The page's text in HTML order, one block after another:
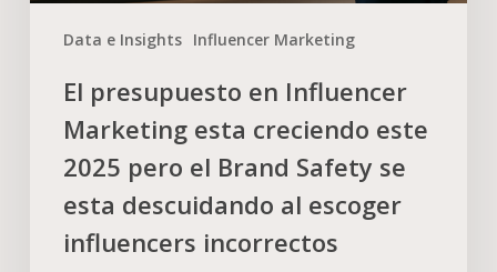
Data e Insights Influencer Marketing
El presupuesto en Influencer
Marketing esta creciendo este
2025 pero el Brand Safety se
esta descuidando al escoger
influencers incorrectos